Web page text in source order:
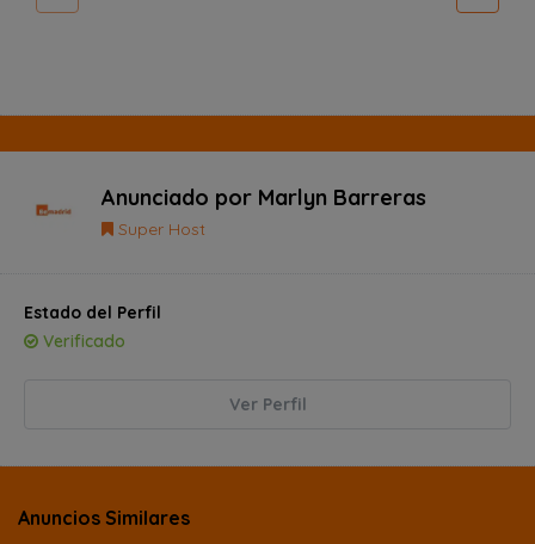
Anunciado por Marlyn Barreras
Super Host
Estado del Perfil
Verificado
Ver Perfil
Anuncios Similares